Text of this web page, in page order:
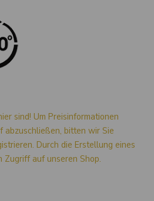
sind! Um Preisinformationen
abzuschließen, bitten wir Sie
Durch die Erstellung eines
auf unseren Shop.